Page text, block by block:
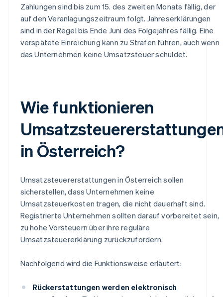
Zahlungen sind bis zum 15. des zweiten Monats fällig, der
auf den Veranlagungszeitraum folgt. Jahreserklärungen
sind in der Regel bis Ende Juni des Folgejahres fällig. Eine
verspätete Einreichung kann zu Strafen führen, auch wenn
das Unternehmen keine Umsatzsteuer schuldet.
Wie funktionieren
in Österreich?
Umsatzsteuererstattungen in Österreich sollen
sicherstellen, dass Unternehmen keine
Umsatzsteuerkosten tragen, die nicht dauerhaft sind.
Registrierte Unternehmen sollten darauf vorbereitet sein,
zu hohe Vorsteuern über ihre reguläre
Umsatzsteuererklärung zurückzufordern.
Nachfolgend wird die Funktionsweise erläutert:
Rückerstattungen werden elektronisch